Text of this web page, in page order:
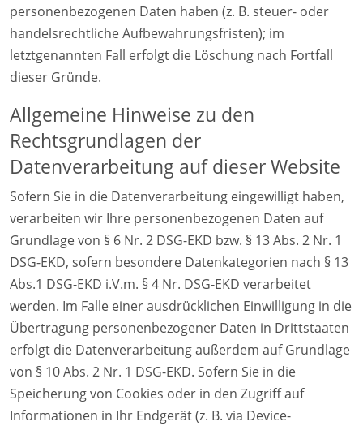
personenbezogenen Daten haben (z. B. steuer- oder
handelsrechtliche Aufbewahrungsfristen); im
letztgenannten Fall erfolgt die Löschung nach Fortfall
dieser Gründe.
Allgemeine Hinweise zu den
Rechtsgrundlagen der
Datenverarbeitung auf dieser Website
Sofern Sie in die Datenverarbeitung eingewilligt haben,
verarbeiten wir Ihre personenbezogenen Daten auf
Grundlage von § 6 Nr. 2 DSG-EKD bzw. § 13 Abs. 2 Nr. 1
DSG-EKD, sofern besondere Datenkategorien nach § 13
Abs.1 DSG-EKD i.V.m. § 4 Nr. DSG-EKD verarbeitet
werden. Im Falle einer ausdrücklichen Einwilligung in die
Übertragung personenbezogener Daten in Drittstaaten
erfolgt die Datenverarbeitung außerdem auf Grundlage
von § 10 Abs. 2 Nr. 1 DSG-EKD. Sofern Sie in die
Speicherung von Cookies oder in den Zugriff auf
Informationen in Ihr Endgerät (z. B. via Device-